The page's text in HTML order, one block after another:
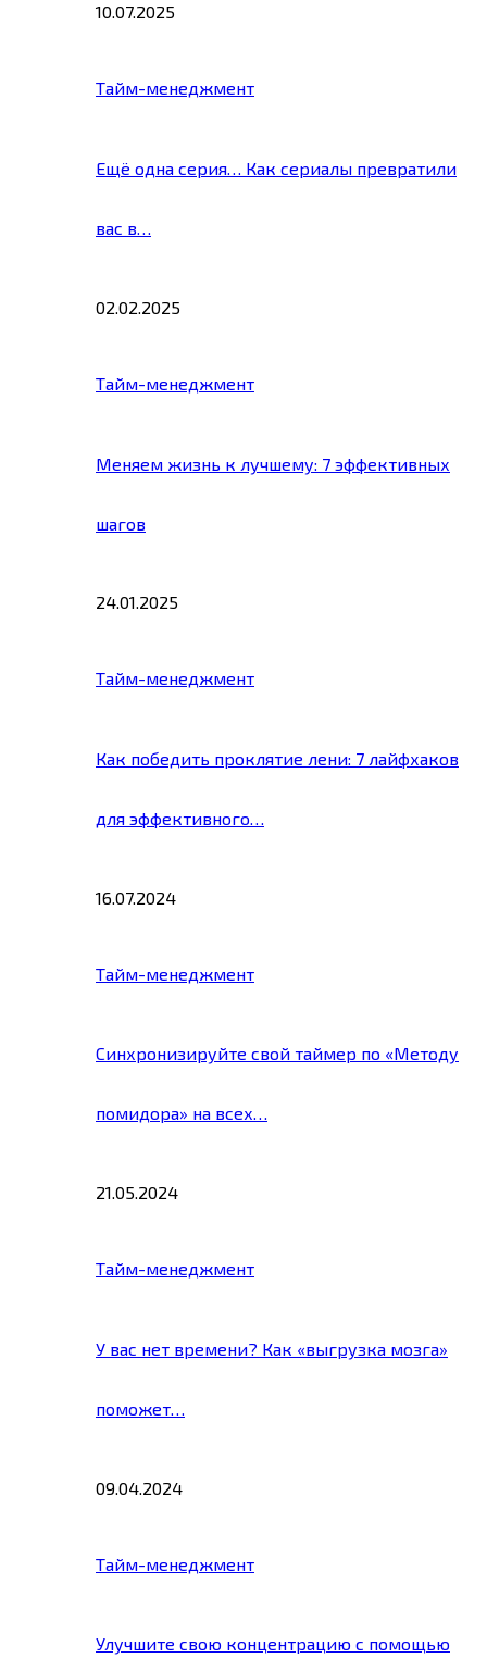
10.07.2025
Тайм-менеджмент
Ещё одна серия… Как сериалы превратили
вас в…
02.02.2025
Тайм-менеджмент
Меняем жизнь к лучшему: 7 эффективных
шагов
24.01.2025
Тайм-менеджмент
Как победить проклятие лени: 7 лайфхаков
для эффективного…
16.07.2024
Тайм-менеджмент
Синхронизируйте свой таймер по «Методу
помидора» на всех…
21.05.2024
Тайм-менеджмент
У вас нет времени? Как «выгрузка мозга»
поможет…
09.04.2024
Тайм-менеджмент
Улучшите свою концентрацию с помощью